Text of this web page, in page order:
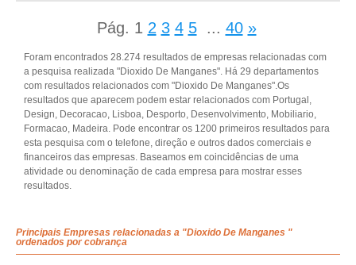
Pág. 1 2 3 4 5 ... 40 »
Foram encontrados 28.274 resultados de empresas relacionadas com
a pesquisa realizada "Dioxido De Manganes". Há 29 departamentos
com resultados relacionados com "Dioxido De Manganes".Os
resultados que aparecem podem estar relacionados com Portugal,
Design, Decoracao, Lisboa, Desporto, Desenvolvimento, Mobiliario,
Formacao, Madeira. Pode encontrar os 1200 primeiros resultados para
esta pesquisa com o telefone, direção e outros dados comerciais e
financeiros das empresas. Baseamos em coincidências de uma
atividade ou denominação de cada empresa para mostrar esses
resultados.
Principais Empresas relacionadas a "Dioxido De Manganes "
ordenados por cobrança